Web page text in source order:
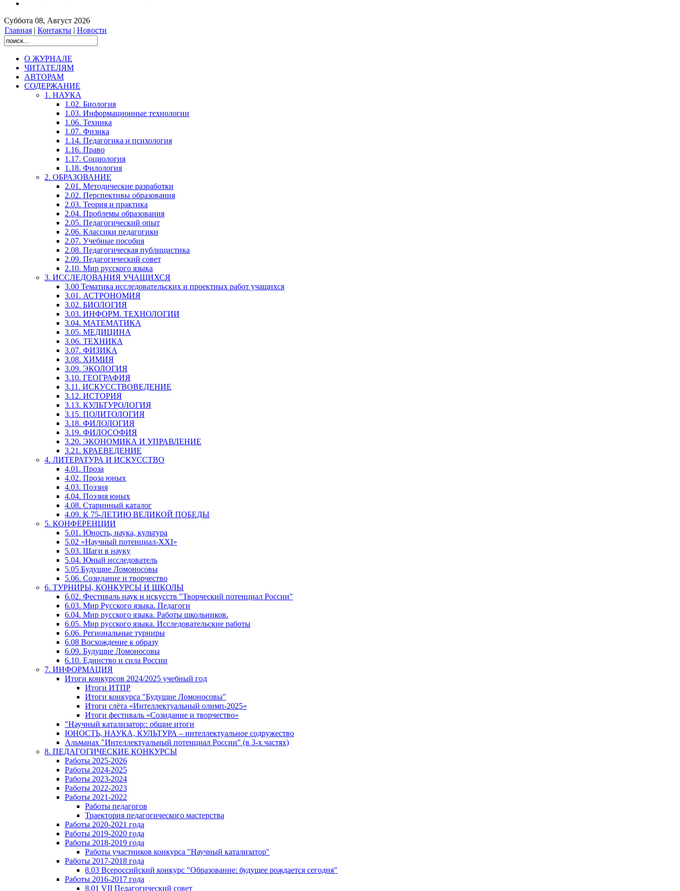
Суббота 08, Август 2026
Главная | Контакты | Новости
О ЖУРНАЛЕ
ЧИТАТЕЛЯМ
АВТОРАМ
СОДЕРЖАНИЕ
1. НАУКА
1.02. Биология
1.03. Информационные технологии
1.06. Техника
1.07. Физика
1.14. Педагогика и психология
1.16. Право
1.17. Социология
1.18. Филология
2. ОБРАЗОВАНИЕ
2.01. Методические разработки
2.02. Перспективы образования
2.03. Теория и практика
2.04. Проблемы образования
2.05. Педагогический опыт
2.06. Классики педагогики
2.07. Учебные пособия
2.08. Педагогическая публицистика
2.09. Педагогический совет
2.10. Мир русского языка
3. ИССЛЕДОВАНИЯ УЧАЩИХСЯ
3.00 Тематика исследовательских и проектных работ учащихся
3.01. АСТРОНОМИЯ
3.02. БИОЛОГИЯ
3.03. ИНФОРМ. ТЕХНОЛОГИИ
3.04. МАТЕМАТИКА
3.05. МЕДИЦИНА
3.06. ТЕХНИКА
3.07. ФИЗИКА
3.08. ХИМИЯ
3.09. ЭКОЛОГИЯ
3.10. ГЕОГРАФИЯ
3.11. ИСКУССТВОВЕДЕНИЕ
3.12. ИСТОРИЯ
3.13. КУЛЬТУРОЛОГИЯ
3.15. ПОЛИТОЛОГИЯ
3.18. ФИЛОЛОГИЯ
3.19. ФИЛОСОФИЯ
3.20. ЭКОНОМИКА И УПРАВЛЕНИЕ
3.21. КРАЕВЕДЕНИЕ
4. ЛИТЕРАТУРА И ИСКУССТВО
4.01. Проза
4.02. Проза юных
4.03. Поэзия
4.04. Поэзия юных
4.08. Старинный каталог
4.09. К 75-ЛЕТИЮ ВЕЛИКОЙ ПОБЕДЫ
5. КОНФЕРЕНЦИИ
5.01. Юность, наука, культура
5.02 «Научный потенциал-XXI»
5.03. Шаги в науку
5.04. Юный исследователь
5.05 Будущие Ломоносовы
5.06. Созидание и творчество
6. ТУРНИРЫ, КОНКУРСЫ И ШКОЛЫ
6.02. Фестиваль наук и искусств "Творческий потенциал России"
6.03. Мир Русского языка. Педагоги
6.04. Мир русского языка. Работы школьников.
6.05. Мир русского языка. Исследовательские работы
6.06. Региональные турниры
6.08 Восхождение к образу
6.09. Будущие Ломоносовы
6.10. Единство и сила России
7. ИНФОРМАЦИЯ
Итоги конкурсов 2024/2025 учебный год
Итоги ИТПР
Итоги конкурса "Будущие Ломоносовы"
Итоги слёта «Интеллектуальный олимп-2025»
Итоги фестиваль «Созидание и творчество»
"Научный катализатор:: общие итоги
ЮНОСТЬ, НАУКА, КУЛЬТУРА – интеллектуальное содружество
Альманах "Интеллектуальный потенциал России" (в 3-х частях)
8. ПЕДАГОГИЧЕСКИЕ КОНКУРСЫ
Работы 2025-2026
Работы 2024-2025
Работы 2023-2024
Работы 2022-2023
Работы 2021-2022
Работы педагогов
Траектория педагогического мастерства
Работы 2020-2021 года
Работы 2019-2020 года
Работы 2018-2019 года
Работы участников конкурса "Научный катализатор"
Работы 2017-2018 года
8.03 Всероссийский конкурс "Образование: будущее рождается сегодня"
Работы 2016-2017 года
8.01 VII Педагогический совет